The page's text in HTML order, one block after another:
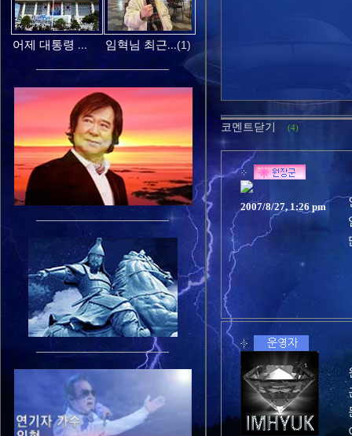
어제 대통령 ... 임혁님 최근...(1)
코멘트닫기 (4)
2007/8/27, 1:26 pm